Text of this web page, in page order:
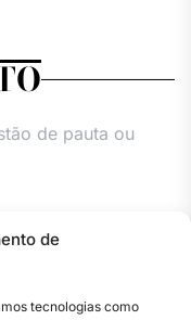
de
tecnologias como
de pauta ou